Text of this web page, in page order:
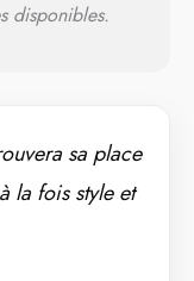
facile
fiable
années.
disponibles.
sa place
la fois style et